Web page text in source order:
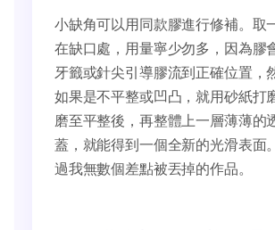
小缺角可以用同款膠進行修補。取
在缺口處，用量寧少勿多，因為膠
牙籤或針尖引導膠流到正確位置，
如果是不平整或凹凸，就用砂紙打
磨至平整後，再整體上一層薄薄的
蓋，就能得到一個全新的光滑表面
過我無數個差點被丟掉的作品。